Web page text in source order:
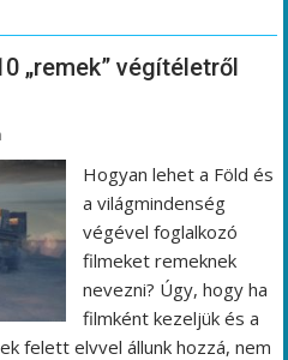
„remek” végítéletről
Hogyan lehet a Föld és
a világmindenség
végével foglalkozó
filmeket remeknek
nevezni? Úgy, hogy ha
filmként kezeljük és a
felett elvvel állunk hozzá, nem